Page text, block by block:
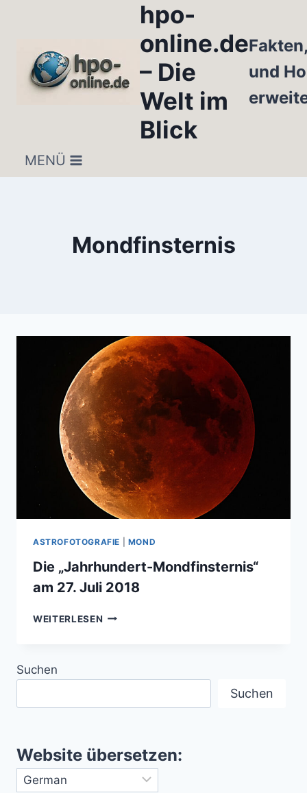
hpo-
online.de
– Die
Welt im
Blick
und
MENÜ
Mondfinsternis
ASTROFOTOGRAFIE MOND
Die „Jahrhundert-Mondfinsternis“
am 27. Juli 2018
WEITERLESEN DIE
Suchen
Suchen
Website übersetzen: